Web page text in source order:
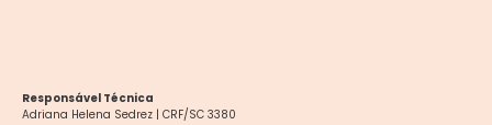
Responsável Técnica
Adriana Helena Sedrez | CRF/SC 3380